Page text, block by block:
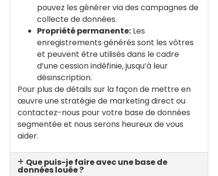
pouvez les générer via des campagnes de
collecte de données.
Propriété permanente: Les
enregistrements générés sont les vôtres
et peuvent être utilisés dans le cadre
d’une cession indéfinie, jusqu’à leur
désinscription.
Pour plus de détails sur la façon de mettre en
œuvre une stratégie de marketing direct ou
contactez-nous pour votre base de données
segmentée et nous serons heureux de vous
aider.
Que puis-je faire avec une base de
données louée ?